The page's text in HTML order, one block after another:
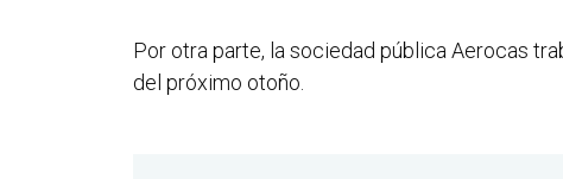
Por otra parte, la sociedad pública Aerocas
del próximo otoño.